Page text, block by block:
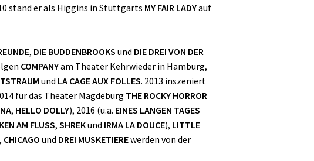
stand er als Higgins in Stuttgarts MY FAIR LADYauf
, DIE BUDDENBROOKS und DIE DREI VON DER
COMPANYam Theater Kehrwieder in Hamburg,
und LA CAGE AUX FOLLES. 2013 inszeniert
für das Theater Magdeburg THE ROCKY HORROR
, HELLO DOLLY), 2016 (u.a. EINES LANGEN TAGES
AM FLUSS, SHREKund IRMA LA DOUCE), LITTLE
, CHICAGO und DREI MUSKETIEREwerden von der